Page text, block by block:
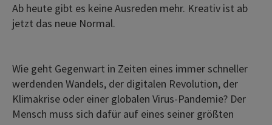
Ab heute gibt es keine Ausreden mehr. Kreativ ist ab
jetzt das neue Normal.
Wie geht Gegenwart in Zeiten eines immer schneller
werdenden Wandels, der digitalen Revolution, der
Klimakrise oder einer globalen Virus-Pandemie? Der
Mensch muss sich dafür auf eines seiner größten